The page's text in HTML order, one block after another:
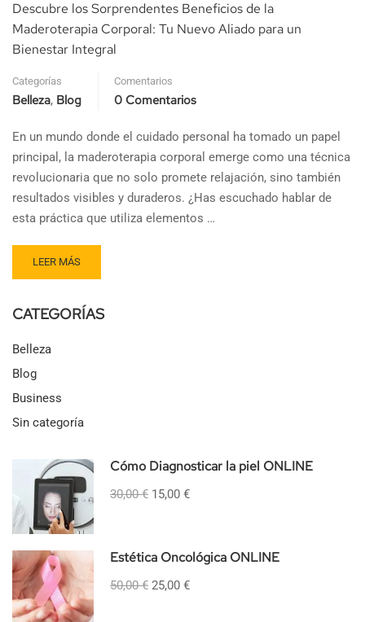
Descubre los Sorprendentes Beneficios de la
Maderoterapia Corporal: Tu Nuevo Aliado para un
Bienestar Integral
Categorías
Belleza, Blog
Comentarios
0 Comentarios
En un mundo donde el cuidado personal ha tomado un papel
principal, la maderoterapia corporal emerge como una técnica
revolucionaria que no solo promete relajación, sino también
resultados visibles y duraderos. ¿Has escuchado hablar de
esta práctica que utiliza elementos …
LEER MÁS
CATEGORÍAS
Belleza
Blog
Business
Sin categoría
Cómo Diagnosticar la piel ONLINE
30,00 € 15,00 €
Estética Oncológica ONLINE
50,00 € 25,00 €